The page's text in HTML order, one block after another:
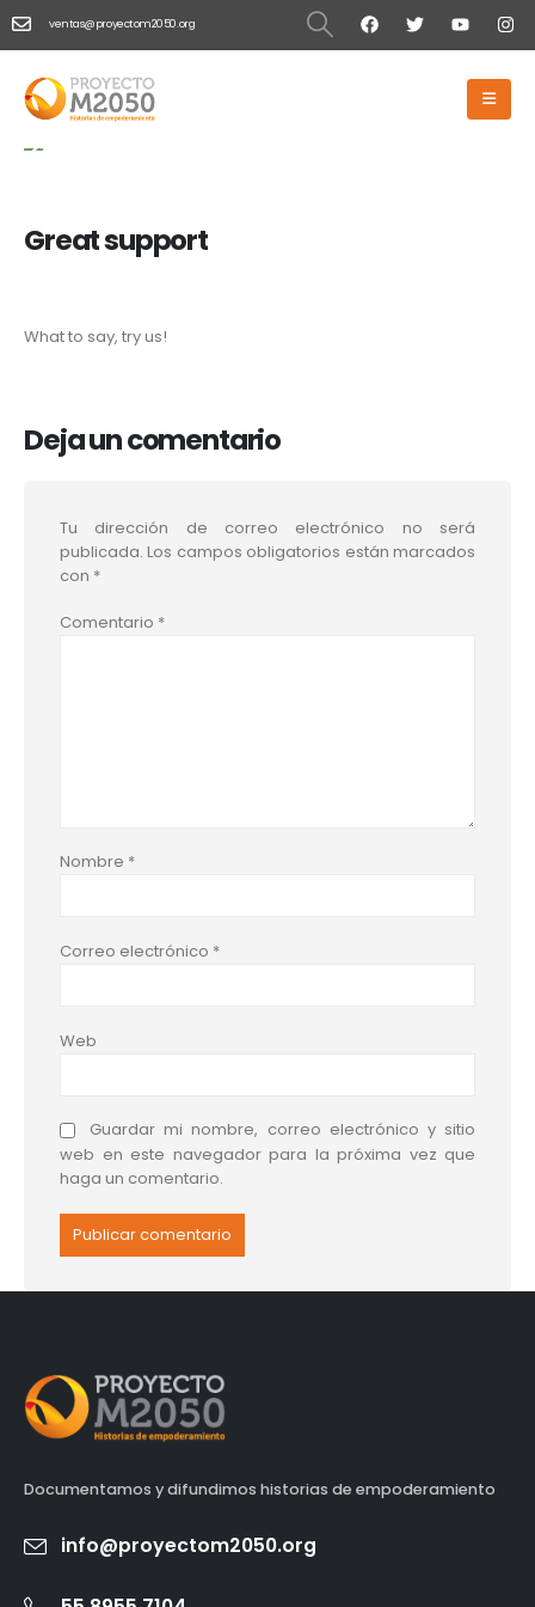
ventas@proyectom2050.org
Great Support
Great support
What to say, try us!
Deja un comentario
Tu dirección de correo electrónico no será
publicada. Los campos obligatorios están marcados
con *
Comentario *
Nombre *
Correo electrónico *
Web
Guardar mi nombre, correo electrónico y sitio
web en este navegador para la próxima vez que
haga un comentario.
Documentamos y difundimos historias de empoderamiento
info@proyectom2050.org